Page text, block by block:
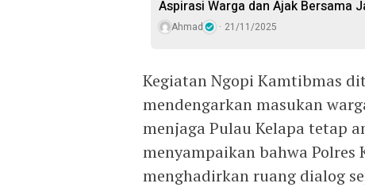
Aspirasi Warga dan Ajak Bersama
Ahmad 21/11/2025
Kegiatan Ngopi Kamtibmas
mendengarkan masukan
menjaga Pulau Kelapa tetap
menyampaikan bahwa Polres
menghadirkan ruang dialog